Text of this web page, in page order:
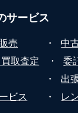
サービス
売 ・
中
取査定 ・
委
・
出
ビス ・ レ